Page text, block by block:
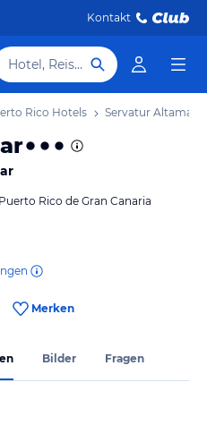
Kontakt
Hotel, Reiseziel
Rico Hotels Servatur Altamar
Rico de Gran Canaria
Merken
Bilder Fragen